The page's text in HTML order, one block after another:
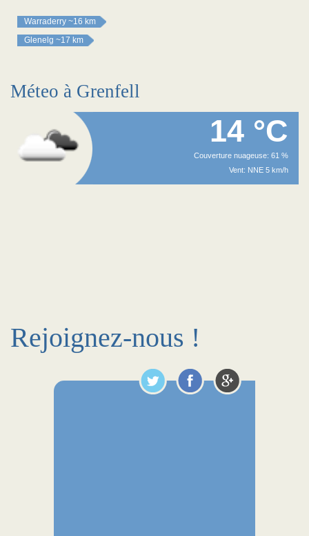
Warraderry ~16 km
Glenelg ~17 km
Méteo à Grenfell
14 °C
Couverture nuageuse: 61 %
Vent: NNE 5 km/h
Rejoignez-nous !